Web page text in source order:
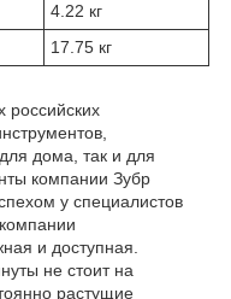
4.22 кг
17.75 кг
российских
дома, так и для
компании Зубр
у специалистов
и доступная.
не стоит на
растущие